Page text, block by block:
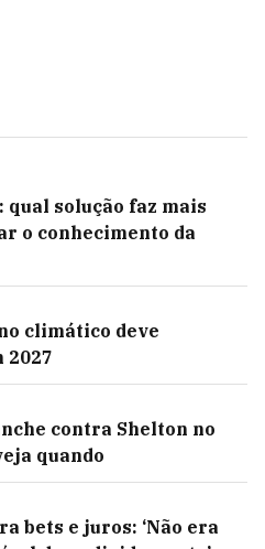
qual solução faz mais
o conhecimento da
climático deve
2027
contra Shelton no
quando
bets e juros: ‘Não era